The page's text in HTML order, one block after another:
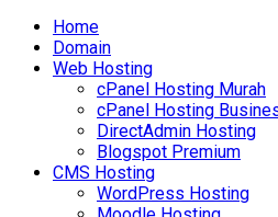
Home
Domain
Web Hosting
cPanel Hosting Murah
cPanel Hosting
DirectAdmin Hosting
Blogspot Premium
CMS Hosting
WordPress Hosting